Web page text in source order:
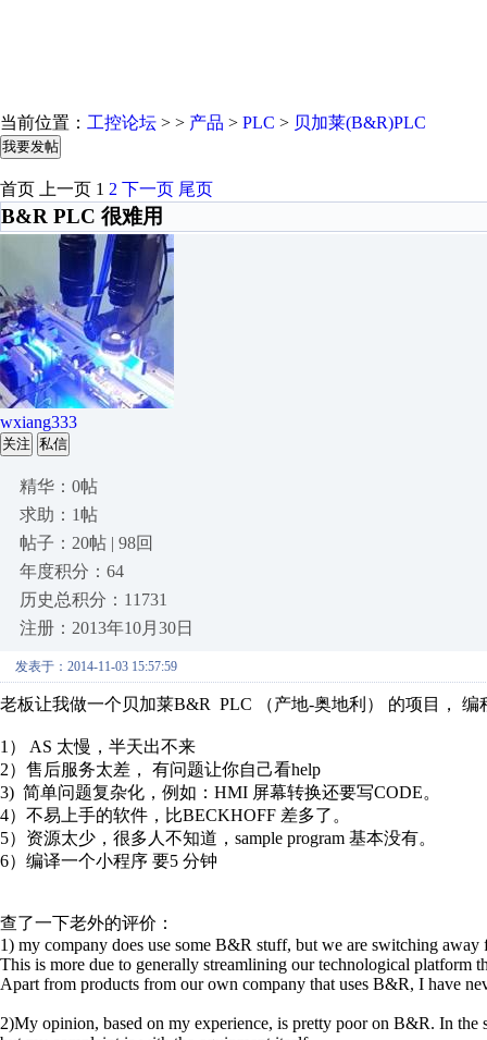
当前位置： 工控论坛 > > 产品 > PLC > 贝加莱(B&R)PLC
我要发帖
首页 上一页 1 2 下一页 尾页
B&R PLC 很难用
wxiang333
关注 私信
精华：0帖
求助：1帖
帖子：20帖 | 98回
年度积分：64
历史总积分：11731
注册：2013年10月30日
发表于：2014-11-03 15:57:59
老板让我做一个贝加莱B&R PLC （产地-奥地利） 的项目，
1） AS 太慢，半天出不来
2）售后服务太差， 有问题让你自己看help
3) 简单问题复杂化，例如：HMI 屏幕转换还要写CODE。
4）不易上手的软件，比BECKHOFF 差多了。
5）资源太少，很多人不知道，sample program 基本没有。
6）编译一个小程序 要5 分钟
查了一下老外的评价：
1) my company does use some B&R stuff, but we are switching away
This is more due to generally streamlining our technological platform
Apart from products from our own company that uses B&R, I have
2)My opinion, based on my experience, is pretty poor on B&R. In the